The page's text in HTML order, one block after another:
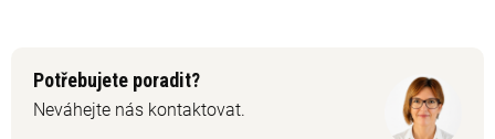
Potřebujete poradit?
Neváhejte nás kontaktovat.